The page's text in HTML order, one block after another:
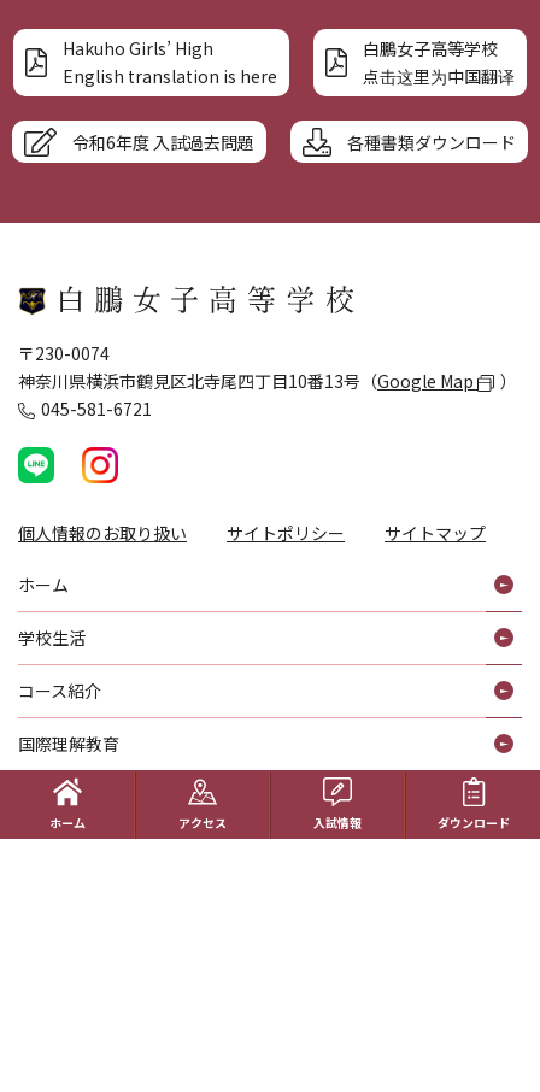
Hakuho Girls’ High
English translation is here
白鵬女子高等学校
点击这里为中国翻译
令和6年度 入試過去問題 各種書類ダウンロード
〒230-0074
神奈川県横浜市鶴見区北寺尾四丁目10番13号（Google Map
）
045-581-6721
個人情報のお取り扱い サイトポリシー サイトマップ
ホーム
学校生活
コース紹介
国際理解教育
進路指導
ホーム アクセス 入試情報 ダウンロード